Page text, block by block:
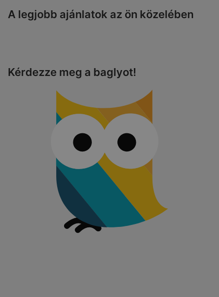
A legjobb ajánlatok az ön közelében
Kérdezze meg a baglyot!